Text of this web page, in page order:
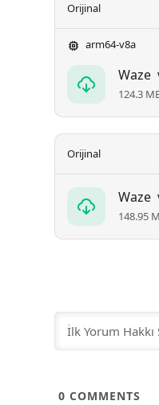
Orijinal
arm64-v8a
Waze
124.3
Orijinal
Waze
148.95
0 COMMENTS